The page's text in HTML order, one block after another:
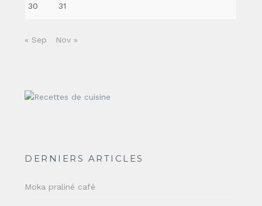
30 31
« Sep Nov »
DERNIERS ARTICLES
Moka praliné café